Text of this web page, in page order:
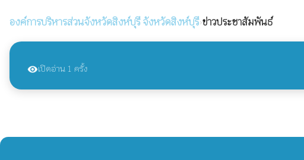
องค์การบริหารส่วนจังหวัดสิงห์บุรีจังหวัดสิงห์บุรี›ข่าวประชาสัมพันธ์
visibilityเปิดอ่าน 1 ครั้ง